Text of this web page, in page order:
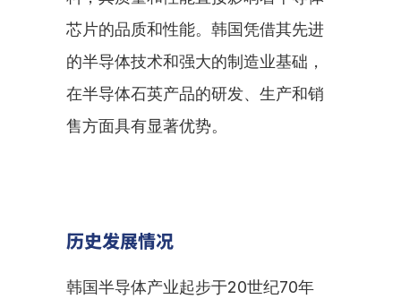
芯片的品质和性能。韩国凭借其先进
的半导体技术和强大的制造业基础，
在半导体石英产品的研发、生产和销
售方面具有显著优势。
历史发展情况
韩国半导体产业起步于20世纪70年